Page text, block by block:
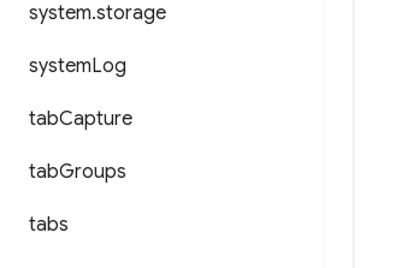
system.storage
systemLog
tabCapture
tabGroups
tabs